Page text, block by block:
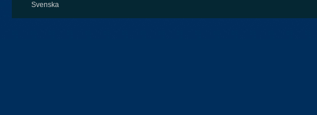
Svenska